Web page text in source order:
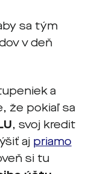
sa tým
v deň
a
že pokiaľ sa
, svoj kredit
aj priamo
si tu